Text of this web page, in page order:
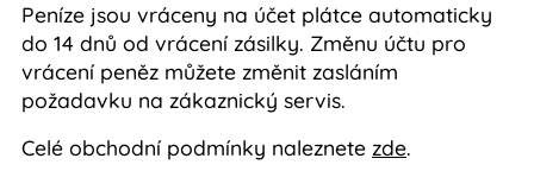
Peníze jsou vráceny na účet plátce automaticky
do 14 dnů od vrácení zásilky. Změnu účtu pro
vrácení peněz můžete změnit zasláním
požadavku na zákaznický servis.
Celé obchodní podmínky naleznete zde.